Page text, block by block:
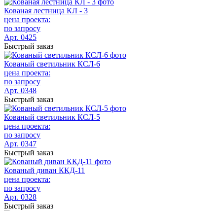
Кованая лестница КЛ - 3
цена проекта:
по запросу
Арт. 0425
Быстрый заказ
Кованый светильник КСЛ-6
цена проекта:
по запросу
Арт. 0348
Быстрый заказ
Кованый светильник КСЛ-5
цена проекта:
по запросу
Арт. 0347
Быстрый заказ
Кованый диван ККД-11
цена проекта:
по запросу
Арт. 0328
Быстрый заказ